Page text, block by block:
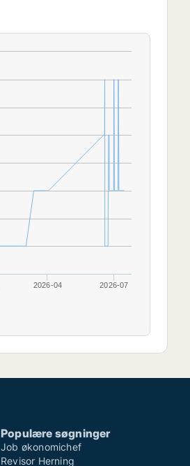
2026-04 2026-07
Populære søgninger
Job økonomichef
Revisor Herning